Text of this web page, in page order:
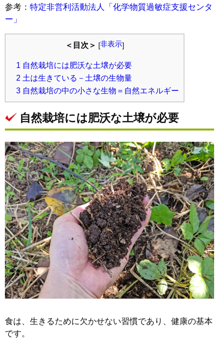
参考： 特定非営利活動法人「化学物質過敏症支援センタ
ー」
＜目次＞ [非表示]
1 自然栽培には肥沃な土壌が必要
2 土は生きている－土壌の生物量
3 自然栽培の中の小さな生物＝自然エネルギー
自然栽培には肥沃な土壌が必要
食は、生きるために欠かせない習慣であり、健康の基本
です。